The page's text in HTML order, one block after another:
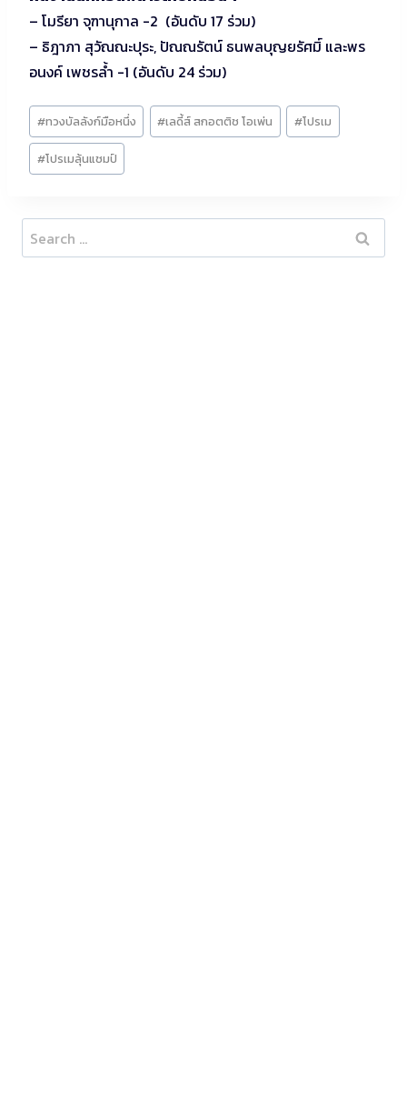
– โมรียา จุฑานุกาล -2 (อันดับ 17 ร่วม)
– ธิฎาภา สุวัณณะปุระ, ปัณณรัตน์ ธนพลบุญยรัศมิ์ และพร
อนงค์ เพชรล้ำ -1 (อันดับ 24 ร่วม)
Post
Tags:
#ทวงบัลลังก์มือหนึ่ง #เลดี้ส์ สกอตติช โอเพ่น #โปรเม
#โปรเมลุ้นแชมป์
Search
for: